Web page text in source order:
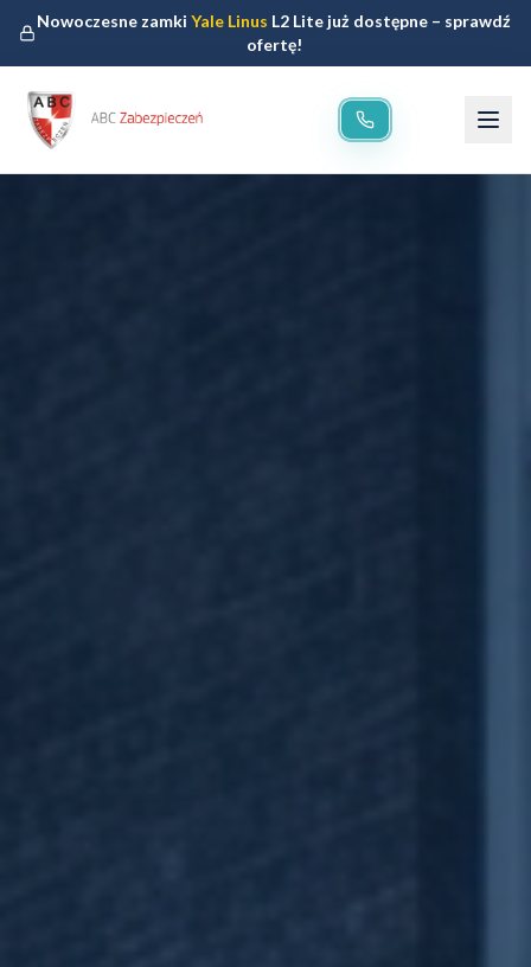
Nowoczesne zamkiYale Linus L2 Lite już dostępne – sprawdź
ofertę!